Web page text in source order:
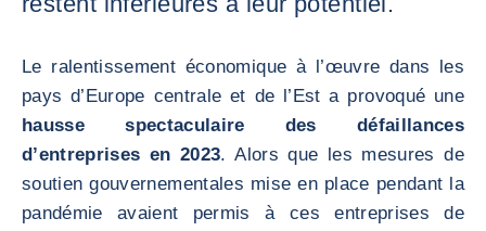
Le ralentissement économique à l’œuvre dans les
pays d’Europe centrale et de l’Est a provoqué une
hausse spectaculaire des défaillances
d’entreprises en 2023. Alors que les mesures de
soutien gouvernementales mise en place pendant la
pandémie avaient permis à ces entreprises de